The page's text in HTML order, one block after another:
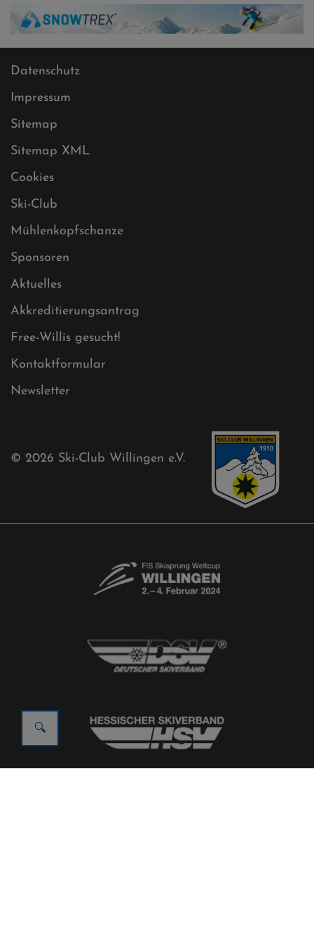
Datenschutz
Impressum
Sitemap
Sitemap XML
Cookies
Ski-Club
Mühlenkopfschanze
Sponsoren
Aktuelles
Akkreditierungsantrag
Free-Willis gesucht!
Kontaktformular
Newsletter
© 2026 Ski-Club Willingen e.V.